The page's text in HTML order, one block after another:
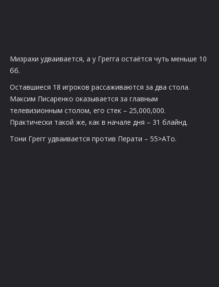
Мизрахи удваивается, а у Грегга остаётся чуть меньше 10
бб.
Оставшиеся 18 игроков рассаживаются за два стола.
Максим Писаренко оказывается за главным
телевизионным столом, его стек – 25,000,000.
Практически такой же, как в начале дня – 31 блайнд.
Тони Грегг удваивается против Перати – 55>ATo.